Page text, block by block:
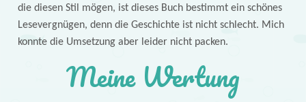
die diesen Stil mögen, ist dieses Buch bestimmt ein schönes
Lesevergnügen, denn die Geschichte ist nicht schlecht. Mich
konnte die Umsetzung aber leider nicht packen.
Meine Wertung